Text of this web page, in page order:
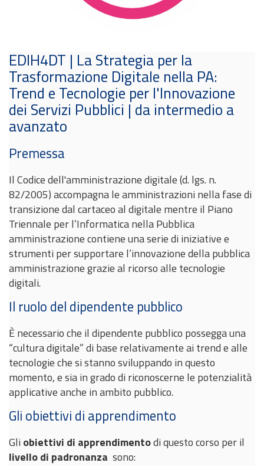
EDIH4DT | La Strategia per la
Trasformazione Digitale nella PA:
Trend e Tecnologie per l'Innovazione
dei Servizi Pubblici | da intermedio a
avanzato
Premessa
Il Codice dell'amministrazione digitale (d. lgs. n.
82/2005) accompagna le amministrazioni nella fase di
transizione dal cartaceo al digitale mentre il Piano
Triennale per l’Informatica nella Pubblica
amministrazione contiene una serie di iniziative e
strumenti per supportare l’innovazione della pubblica
amministrazione grazie al ricorso alle tecnologie
digitali.
Il ruolo del dipendente pubblico
È necessario che il dipendente pubblico possegga una
“cultura digitale” di base relativamente ai trend e alle
tecnologie che si stanno sviluppando in questo
momento, e sia in grado di riconoscerne le potenzialità
applicative anche in ambito pubblico.
Gli obiettivi di apprendimento
Gli obiettivi di apprendimentodi questo corso per il
livello di padronanza sono: